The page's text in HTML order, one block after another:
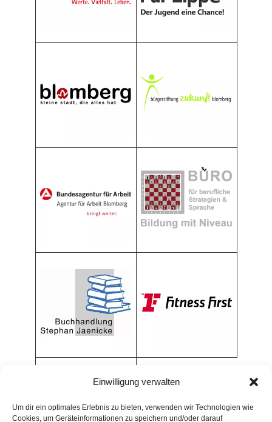
Einwilligung verwalten
Um dir ein optimales Erlebnis zu bieten, verwenden wir Technologien wie
Cookies, um Geräteinformationen zu speichern und/oder darauf